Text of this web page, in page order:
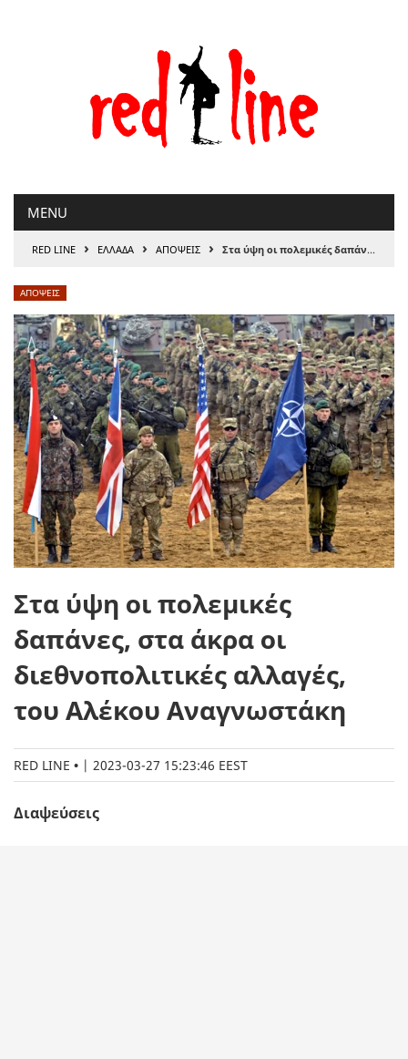
MENU
RED LINE › ΕΛΛΑΔΑ › ΑΠΟΨΕΙΣ › Στα ύψη οι πολεμικές δαπάνες, στα άκρα οι διεθνοπολιτικές αλλαγές, του Αλέκου Αναγνωστάκη
ΑΠΟΨΕΙΣ
Στα ύψη οι πολεμικές
δαπάνες, στα άκρα οι
διεθνοπολιτικές αλλαγές,
του Αλέκου Αναγνωστάκη
RED LINE | 2023-03-27 15:23:46 EEST
Διαψεύσεις